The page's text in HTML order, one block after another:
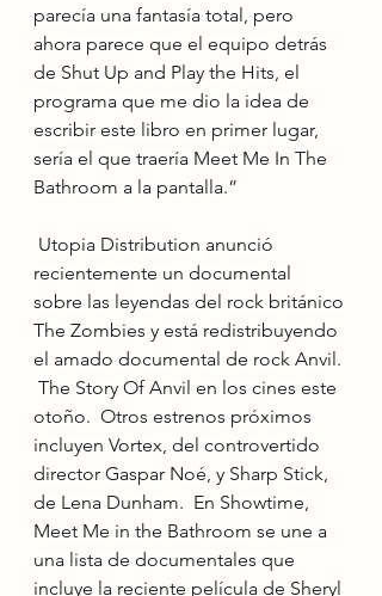
parecía una fantasía total, pero
ahora parece que el equipo detrás
de Shut Up and Play the Hits, el
programa que me dio la idea de
escribir este libro en primer lugar,
sería el que traería Meet Me In The
Bathroom a la pantalla.”
recientemente un documental
sobre las leyendas del rock británico
The Zombies y está redistribuyendo
el amado documental de rock Anvil.
The Story Of Anvil en los cines este
otoño.  Otros estrenos próximos
incluyen Vortex, del controvertido
director Gaspar Noé, y Sharp Stick,
de Lena Dunham.  En Showtime,
Meet Me in the Bathroom se une a
una lista de documentales que
incluye la reciente película de Sheryl